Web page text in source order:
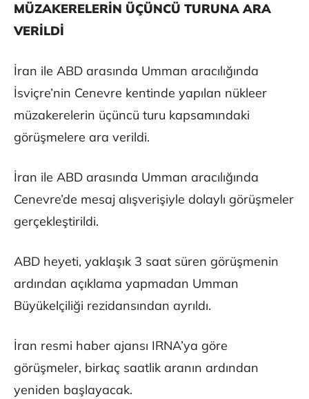
MÜZAKERELERİN ÜÇÜNCÜ TURUNA ARA
VERİLDİ
İran ile ABD arasında Umman aracılığında
İsviçre’nin Cenevre kentinde yapılan nükleer
müzakerelerin üçüncü turu kapsamındaki
görüşmelere ara verildi.
İran ile ABD arasında Umman aracılığında
Cenevre’de mesaj alışverişiyle dolaylı görüşmeler
gerçekleştirildi.
ABD heyeti, yaklaşık 3 saat süren görüşmenin
ardından açıklama yapmadan Umman
Büyükelçiliği rezidansından ayrıldı.
İran resmi haber ajansı IRNA’ya göre
görüşmeler, birkaç saatlik aranın ardından
yeniden başlayacak.